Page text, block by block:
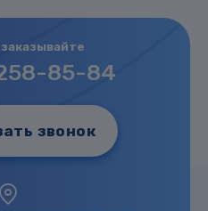
85-84
звонок